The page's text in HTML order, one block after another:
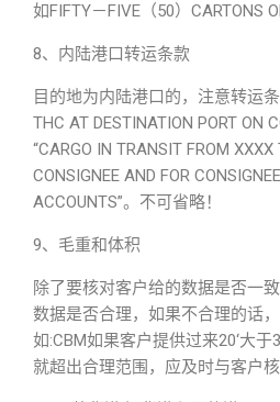
如FIFTY－FIVE（50）CARTONS
8、内陆港口转运条款
目的地为内陆港口的，注意转运
THC AT DESTINATION PORT ON
“CARGO IN TRANSIT FROM XXXX
CONSIGNEE AND FOR
ACCOUNTS”。不可省略！
9、毛重和体积
除了要核对客户给的数据是否一
数据是否合理，如果不合理的话
如:CBM如果客户提供过来20‘大于
就超出合理范围，应及时与客户核